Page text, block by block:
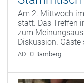
Am 2. Mittwoch
statt. Das Treffen
zum
Diskussion.
ADFC Bamberg